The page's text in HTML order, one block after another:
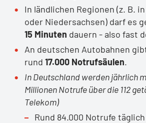
In ländlichen Regionen (z. B.
oder Niedersachsen) darf es
15 Minuten dauern - also fast
An deutschen Autobahnen
rund 17.000 Notrufsäulen.
In Deutschland werden jährlich
Millionen Notrufe über die 112
Telekom)
Rund 84.000 Notrufe täglich